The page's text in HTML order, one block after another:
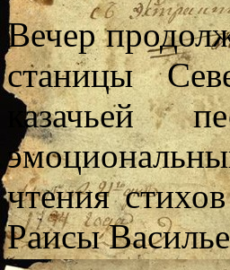
Вечер
станицы
казачьей
чтения
Раисы